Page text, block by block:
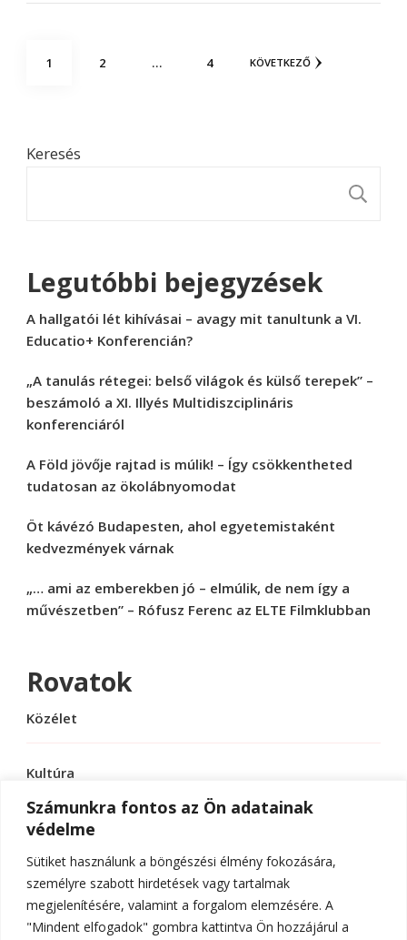
Számunkra fontos az Ön adatainak
védelme
Sütiket használunk a böngészési élmény fokozására,
személyre szabott hirdetések vagy tartalmak
megjelenítésére, valamint a forgalom elemzésére. A
"Mindent elfogadok" gombra kattintva Ön hozzájárul a
Bejegyzések
OLDAL
1 OLDAL
2 … OLDAL
4 KÖVETKEZŐ
Keresés
Legutóbbi bejegyzések
A hallgatói lét kihívásai – avagy mit tanultunk a VI.
Educatio+ Konferencián?
„A tanulás rétegei: belső világok és külső terepek” –
beszámoló a XI. Illyés Multidiszciplináris
konferenciáról
A Föld jövője rajtad is múlik! – Így csökkentheted
tudatosan az ökolábnyomodat
Öt kávézó Budapesten, ahol egyetemistaként
kedvezmények várnak
„… ami az emberekben jó – elmúlik, de nem így a
művészetben” – Rófusz Ferenc az ELTE Filmklubban
Rovatok
Közélet
Kultúra
Sport
Tudomány